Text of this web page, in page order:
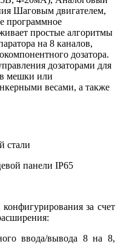
Шаговым двигателем,
программное
простые алгоритмы
на 8 каналов,
дозатора.
дозаторами для
мешки или
весами, а также
стали
панели IP65
за счет
ввода/вывода 8 на 8,